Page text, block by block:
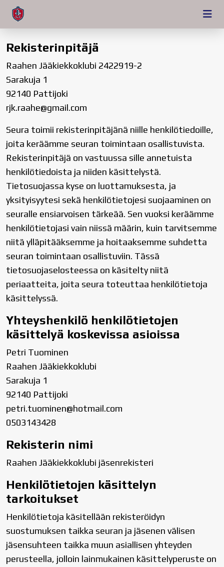
Rekisterinpitäjä
Raahen Jääkiekkoklubi 2422919-2
Sarakuja 1
92140 Pattijoki
rjk.raahe@gmail.com
Seura toimii rekisterinpitäjänä niille henkilötiedoille,
joita keräämme seuran toimintaan osallistuvista.
Rekisterinpitäjä on vastuussa sille annetuista
henkilötiedoista ja niiden käsittelystä.
Tietosuojassa kyse on luottamuksesta, ja
yksityisyytesi sekä henkilötietojesi suojaaminen on
seuralle ensiarvoisen tärkeää. Sen vuoksi keräämme
henkilötietojasi vain niissä määrin, kuin tarvitsemme
niitä ylläpitääksemme ja hoitaaksemme suhdetta
seuran toimintaan osallistuviin. Tässä
tietosuojaselosteessa on käsitelty niitä
periaatteita, joita seura toteuttaa henkilötietoja
käsittelyssä.
Yhteyshenkilö henkilötietojen
käsittelyä koskevissa asioissa
Petri Tuominen
Raahen Jääkiekkoklubi
Sarakuja 1
92140 Pattijoki
petri.tuominen@hotmail.com
0503143428
Rekisterin nimi
Raahen Jääkiekkoklubi jäsenrekisteri
Henkilötietojen käsittelyn
tarkoitukset
Henkilötietoja käsitellään rekisteröidyn
suostumuksen taikka seuran ja jäsenen välisen
jäsensuhteen taikka muun asiallisen yhteyden
perusteella, jolloin lainmukainen käsittelyperuste on